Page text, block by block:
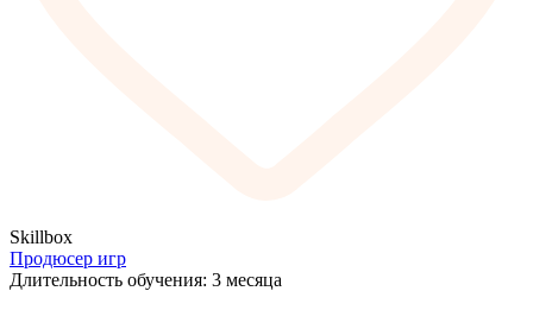
Skillbox
Продюсер игр
Длительность обучения: 3 месяца